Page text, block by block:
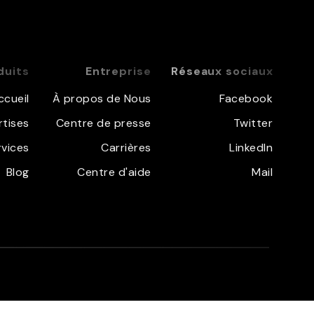
Blog
Entreprise
À propos de Nous
Centre de presse
Carrières
Centre d'aide
Réseaux sociaux
Facebook
Twitter
LinkedIn
Mail